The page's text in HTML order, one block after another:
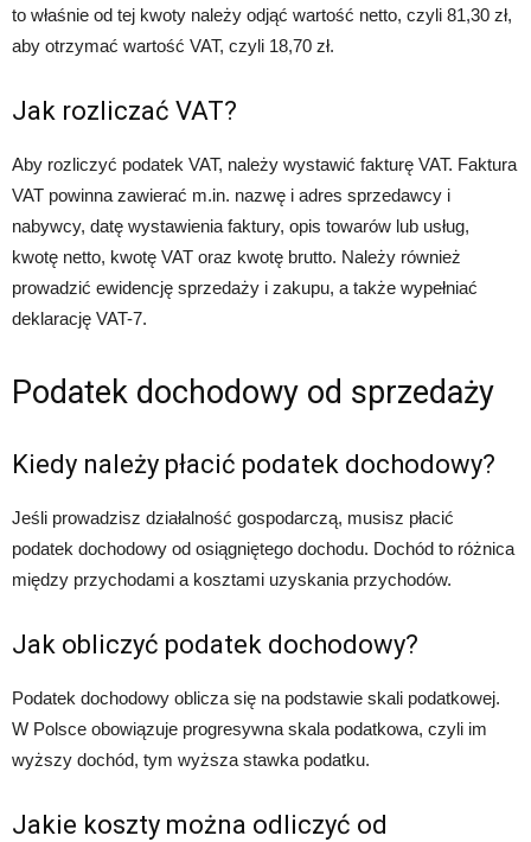
to właśnie od tej kwoty należy odjąć wartość netto, czyli 81,30 zł,
aby otrzymać wartość VAT, czyli 18,70 zł.
Jak rozliczać VAT?
Aby rozliczyć podatek VAT, należy wystawić fakturę VAT. Faktura
VAT powinna zawierać m.in. nazwę i adres sprzedawcy i
nabywcy, datę wystawienia faktury, opis towarów lub usług,
kwotę netto, kwotę VAT oraz kwotę brutto. Należy również
prowadzić ewidencję sprzedaży i zakupu, a także wypełniać
deklarację VAT-7.
Podatek dochodowy od sprzedaży
Kiedy należy płacić podatek dochodowy?
Jeśli prowadzisz działalność gospodarczą, musisz płacić
podatek dochodowy od osiągniętego dochodu. Dochód to różnica
między przychodami a kosztami uzyskania przychodów.
Jak obliczyć podatek dochodowy?
Podatek dochodowy oblicza się na podstawie skali podatkowej.
W Polsce obowiązuje progresywna skala podatkowa, czyli im
wyższy dochód, tym wyższa stawka podatku.
Jakie koszty można odliczyć od